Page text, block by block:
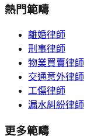
熱門範疇
離婚律師
刑事律師
物業買賣律師
交通意外律師
工傷律師
漏水糾紛律師
更多範疇